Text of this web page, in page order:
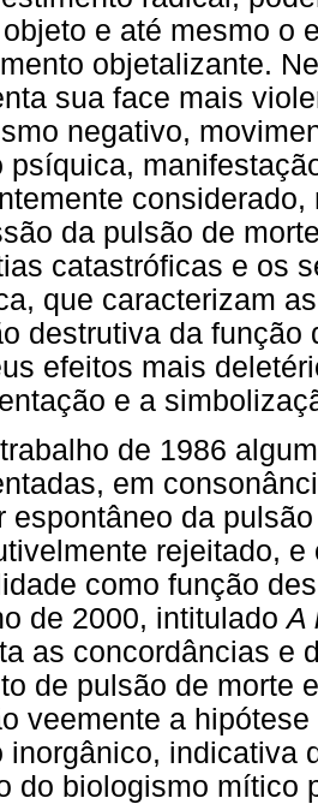
e até mesmo o
objetalizante.
sua face mais
negativo,
psíquica,
da pulsão de
catastróficas e os
que caracterizam
destrutiva da
efeitos mais
e a
de 1986
em
espontâneo da
rejeitado,
como função
de 2000, intituladoA
as concordâncias e
de pulsão de morte
veemente a
inorgânico, indicativa
do biologismo mítico